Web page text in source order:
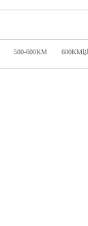
500-600KM 600KM